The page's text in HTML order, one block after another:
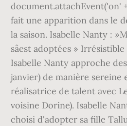
document.attachEvent('on'
fait une apparition dans le
la saison. Isabelle Nanty :
sâest adoptées »
Isabelle Nanty approche des
janvier) de manière sereine
réalisatrice de talent avec
voisine Dorine). Isabelle
choisi d'adopter sa fille